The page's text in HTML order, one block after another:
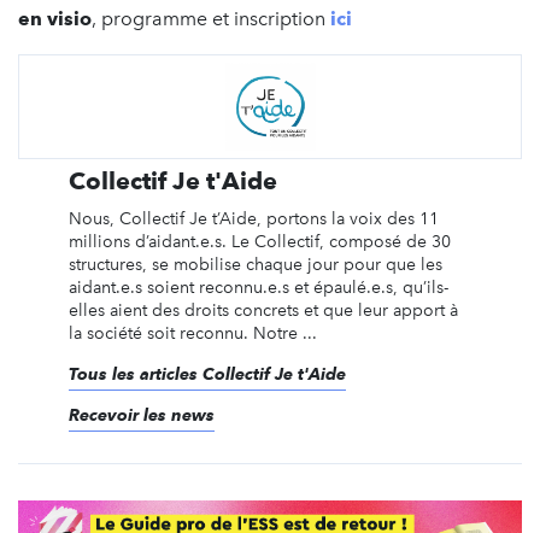
en visio, programme et inscription ici
Collectif Je t'Aide
Nous, Collectif Je t’Aide, portons la voix des 11
millions d’aidant.e.s. Le Collectif, composé de 30
structures, se mobilise chaque jour pour que les
aidant.e.s soient reconnu.e.s et épaulé.e.s, qu’ils-
elles aient des droits concrets et que leur apport à
la société soit reconnu. Notre ...
Tous les articles Collectif Je t'Aide
Recevoir les news